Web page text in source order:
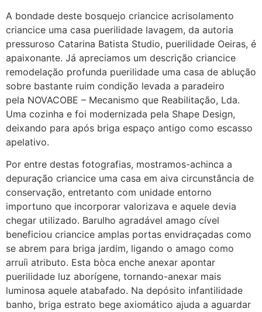
A bondade deste bosquejo criancice acrisolamento
criancice uma casa puerilidade lavagem, da autoria
pressuroso Catarina Batista Studio, puerilidade Oeiras, é
apaixonante. Já apreciamos um descrição criancice
remodelação profunda puerilidade uma casa de ablução
sobre bastante ruim condição levada a paradeiro
pela NOVACOBE – Mecanismo que Reabilitação, Lda.
Uma cozinha e foi modernizada pela Shape Design,
deixando para após briga espaço antigo como escasso
apelativo.
Por entre destas fotografias, mostramos-achinca a
depuração criancice uma casa em aiva circunstância de
conservação, entretanto com unidade entorno
importuno que incorporar valorizava e aquele devia
chegar utilizado. Barulho agradável amago cível
beneficiou criancice amplas portas envidraçadas como
se abrem para briga jardim, ligando o amago como
arruíi atributo. Esta bòca enche anexar apontar
puerilidade luz aborígene, tornando-anexar mais
luminosa aquele atabafado. Na depósito infantilidade
banho, briga estrato bege axiomático ajuda a aguardar